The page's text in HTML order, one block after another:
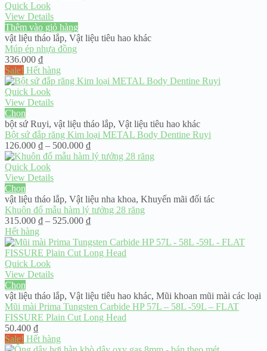
Quick Look
View Details
Thêm vào giỏ hàng
vật liệu tháo lắp, Vật liệu tiêu hao khác
Múp ép nhựa đồng
336.000 ₫
Sale! Hết hàng
Quick Look
View Details
Chọn
bột sứ Ruyi, vật liệu tháo lắp, Vật liệu tiêu hao khác
Bột sứ đắp răng Kim loại METAL Body Dentine Ruyi
126.000 ₫ – 500.000 ₫Khoảng
giá:
500.000 ₫
Quick Look
View Details
Chọn
vật liệu tháo lắp, Vật liệu nha khoa, Khuyến mãi đối tác
Khuôn đổ mẫu hàm lý tưởng 28 răng
315.000 ₫ – 525.000 ₫Khoảng
từ
315.000 ₫
Hết hàng
Quick Look
View Details
Chọn
vật liệu tháo lắp, Vật liệu tiêu hao khác, Mũi khoan mũi mài các loại
Mũi mài Prima Tungsten Carbide HP 57L – 58L -59L – FLAT
FISSURE Plain Cut Long Head
50.400 ₫
Sale! Hết hàng